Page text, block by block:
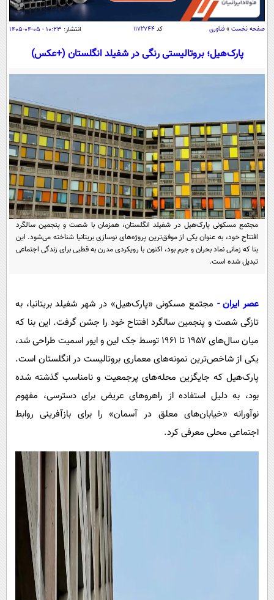
سیاسی
اقتصاد
یک برش دانایی
محیط زیست
سفر و تفریح
علم و دانش
فناوری و It
علمی
اخبار کریپتو
قرآن
گوناگون
سرگرمی
باشگاه مغز
مجله تصویری سلاح
فیلم
اقتصاد
ورزش
فناوری
گوناگون
حوادث
سلامت
فرهنگی
عصر ایران 2
خواندنی ها و دیدنی ها
داستان کوتاه
روانشناسی
آشپزی
دانلود
آموزش زبان
صفحه نخست » فناوری کد۱۱۷۲۷۴۴ انتشار: ۱۰:۲۳ - ۰۵-۰۴-۱۴۰۵
پارک‌هیل؛ بروتالیستی رنگی در شفیلد انگلستان (+عکس)
مجتمع مسکونی پارک‌هیل در شفیلد انگلستان، همزمان با شصت و پنجمین سالگرد
افتتاح خود، به عنوان یکی از موفق‌ترین پروژه‌های نوسازی بریتانیا شناخته می‌شود. این
بنا که زمانی نماد بحران و جرم بود، اکنون با رویکردی مدرن به قطبی برای زندگی اجتماعی
تبدیل شده است.
عصر ایران - مجتمع مسکونی «پارک‌هیل» در شهر شفیلد بریتانیا، به
تازگی شصت و پنجمین سالگرد افتتاح خود را جشن گرفت. این بنا که
میان سال‌های ۱۹۵۷ تا ۱۹۶۱ توسط جک لین و ایور اسمیت طراحی شد،
یکی از شاخص‌ترین نمونه‌های معماری بروتالیست در انگلستان است.
پارک‌هیل که جایگزین محله‌های پرجمعیت و نامناسب گذشته شده
بود، به دلیل استفاده از راهروهای عریض برای دسترسی، مفهوم
نوآورانه «خیابان‌های معلق در آسمان» را برای بازآفرینی روابط
اجتماعی محلی معرفی کرد.